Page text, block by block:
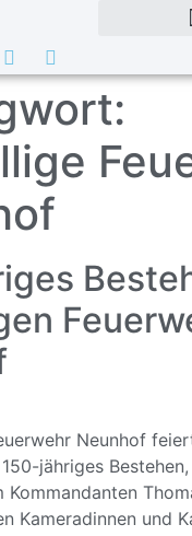
Neunhof
jähriges
Kommandanten
Kameradinnen und